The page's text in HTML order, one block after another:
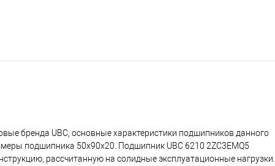
бренда UBC, основные характеристики подшипников данного
подшипника 50x90x20. Подшипник UBC 6210 2ZC3EMQ5
рассчитанную на солидные эксплуатационные нагрузки.